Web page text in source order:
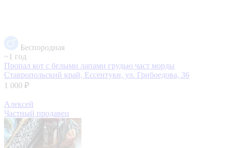
Беспородная
~1 год
Пропал кот с белыми лапами грудью част морды
Ставропольский край, Ессентуки, ул. Грибоедова, 36
1 000 ₽
Алексей
Частный продавец